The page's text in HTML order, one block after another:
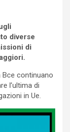
diverse
di
Bce continuano
l’ultima di
in Ue.